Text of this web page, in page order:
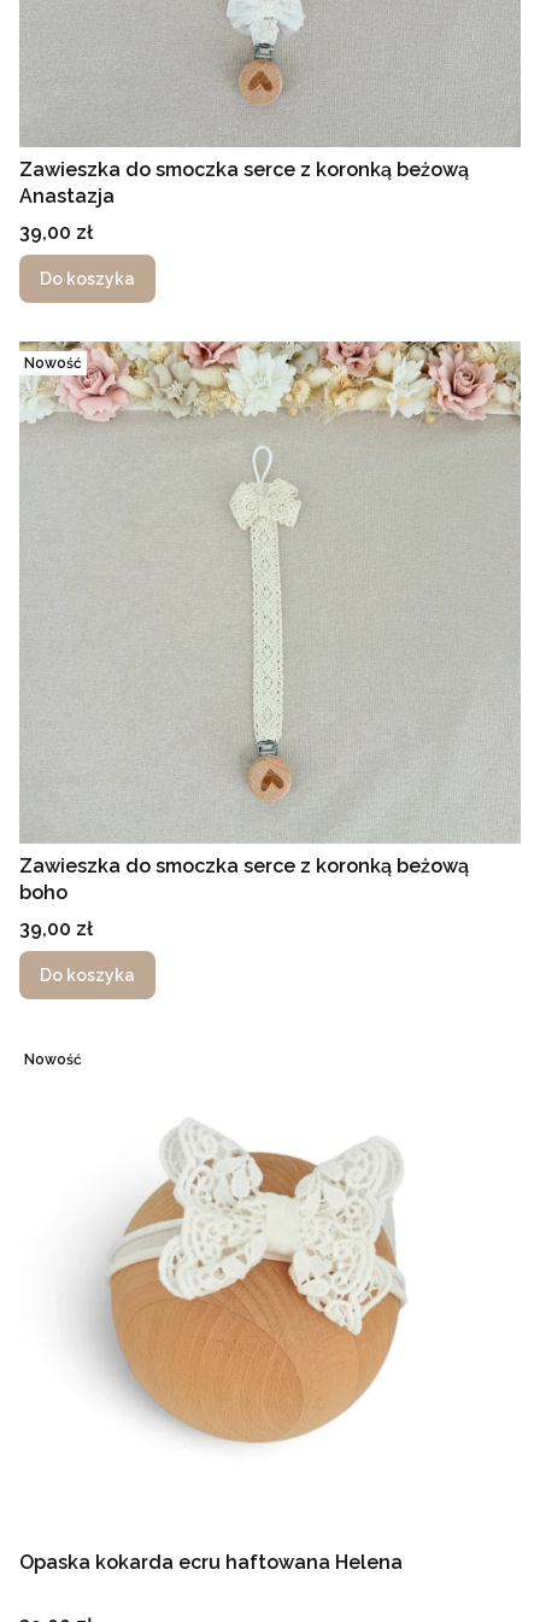
Zawieszka do smoczka serce z koronką beżową
Anastazja
Cena
39,00 zł
Do koszyka
Nowość
Zawieszka do smoczka serce z koronką beżową
boho
Cena
39,00 zł
Do koszyka
Nowość
Opaska kokarda ecru haftowana Helena